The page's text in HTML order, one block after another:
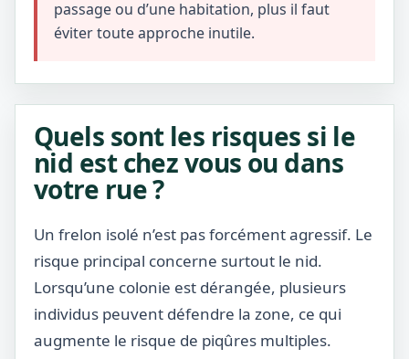
passage ou d’une habitation, plus il faut
éviter toute approche inutile.
Quels sont les risques si le
nid est chez vous ou dans
votre rue ?
Un frelon isolé n’est pas forcément agressif. Le
risque principal concerne surtout le nid.
Lorsqu’une colonie est dérangée, plusieurs
individus peuvent défendre la zone, ce qui
augmente le risque de piqûres multiples.